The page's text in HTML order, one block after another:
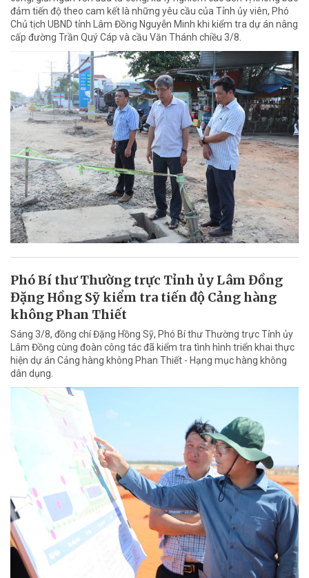
đảm tiến độ theo cam kết là những yêu cầu của Tỉnh ủy viên, Phó
Chủ tịch UBND tỉnh Lâm Đồng Nguyễn Minh khi kiểm tra dự án nâng
cấp đường Trần Quý Cáp và cầu Văn Thánh chiều 3/8.
Phó Bí thư Thường trực Tỉnh ủy Lâm Đồng
Đặng Hồng Sỹ kiểm tra tiến độ Cảng hàng
không Phan Thiết
Sáng 3/8, đồng chí Đặng Hồng Sỹ, Phó Bí thư Thường trực Tỉnh ủy
Lâm Đồng cùng đoàn công tác đã kiểm tra tình hình triển khai thực
hiện dự án Cảng hàng không Phan Thiết - Hạng mục hàng không
dân dụng.